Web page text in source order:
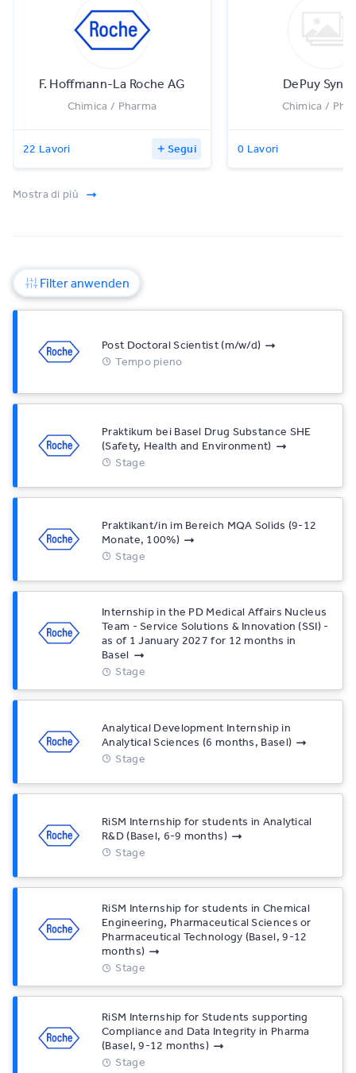
F. Hoffmann-La Roche AG
Chimica / Pharma
22 Lavori Segui
DePuy
Chimica /
0 Lavori
Mostra di più
Filter anwenden
Post Doctoral Scientist (m/w/d)
Tempo pieno
Praktikum bei Basel Drug Substance SHE
(Safety, Health and Environment)
Stage
Praktikant/in im Bereich MQA Solids (9-12
Monate, 100%)
Stage
Internship in the PD Medical Affairs Nucleus
Team - Service Solutions & Innovation (SSI) -
as of 1 January 2027 for 12 months in
Basel
Stage
Analytical Development Internship in
Analytical Sciences (6 months, Basel)
Stage
RiSM Internship for students in Analytical
R&D (Basel, 6-9 months)
Stage
RiSM Internship for students in Chemical
Engineering, Pharmaceutical Sciences or
Pharmaceutical Technology (Basel, 9-12
months)
Stage
RiSM Internship for Students supporting
Compliance and Data Integrity in Pharma
(Basel, 9-12 months)
Stage